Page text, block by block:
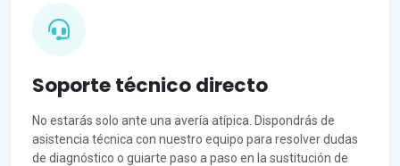
Soporte técnico directo
No estarás solo ante una avería atípica. Dispondrás de
asistencia técnica con nuestro equipo para resolver dudas
de diagnóstico o guiarte paso a paso en la sustitución de